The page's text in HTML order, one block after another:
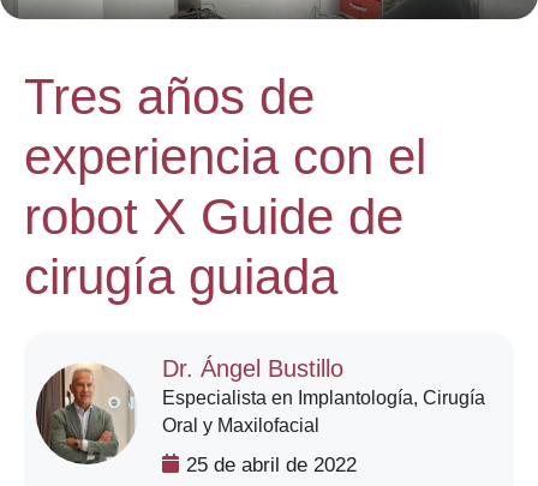
Tres años de
experiencia con el
robot X Guide de
cirugía guiada
Dr. Ángel Bustillo
Especialista en Implantología, Cirugía
Oral y Maxilofacial
25 de abril de 2022